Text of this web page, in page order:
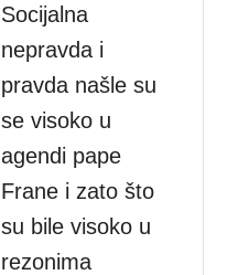
Socijalna
nepravda i
pravda našle su
se visoko u
agendi pape
Frane i zato što
su bile visoko u
rezonima